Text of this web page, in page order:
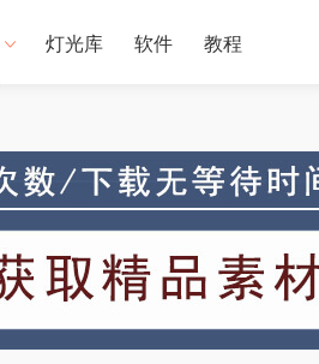
灯光库 软件 教程